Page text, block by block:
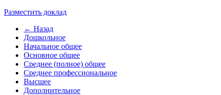
Разместить доклад
← Назад
Дошкольное
Начальное общее
Основное общее
Среднее (полное) общее
Среднее профессиональное
Высшее
Дополнительное